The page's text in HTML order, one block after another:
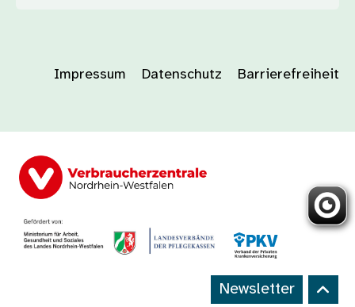
Impressum Datenschutz Barrierefreiheit
Newsletter